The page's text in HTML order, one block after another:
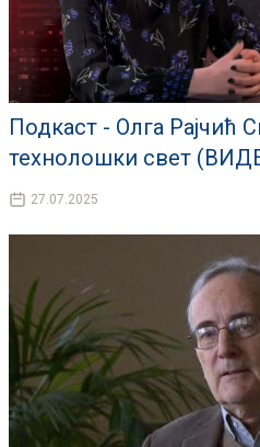
Подкаст - Олга Рајчић
технолошки свет
27.07.2025